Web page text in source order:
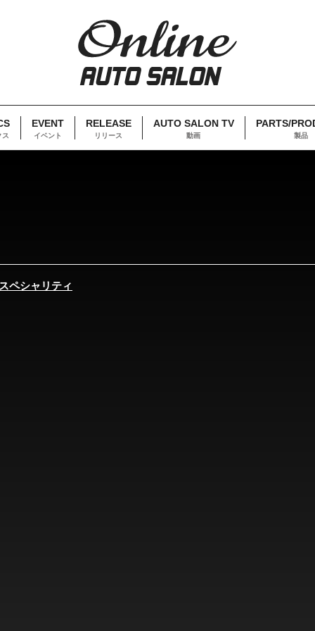
ス
EVENT
イベント
RELEASE
リリース
AUTO SALON TV
動画
PARTS/
製品
ペシャリティ